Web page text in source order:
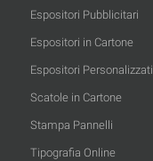
Espositori Pubblicitari
Espositori in Cartone
Espositori Personalizzati
Scatole in Cartone
Stampa Pannelli
Tipografia Online